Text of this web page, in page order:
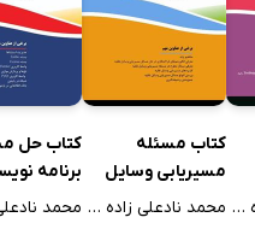
محمد نادعلی زاده چاری
کتاب مسئله
مسیریابی وسایل
نقلیه (تئوری و
محمد نادعلی زاده چاری
کتاب حل
برنامه
پیشرفته